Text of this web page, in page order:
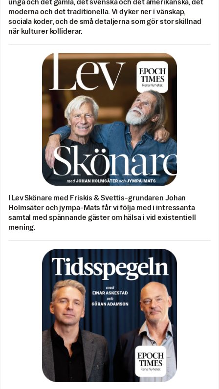
unga och det gamla, det svenska och det amerikanska, det
moderna och det traditionella. Vi dyker ner i vänskap,
sociala koder, och de små detaljerna som gör stor skillnad
när kulturer kolliderar.
I Lev Skönare med Friskis & Svettis-grundaren Johan
Holmsäter och jympa-Mats får vi följa med i intressanta
samtal med spännande gäster om hälsa i vid existentiell
mening.